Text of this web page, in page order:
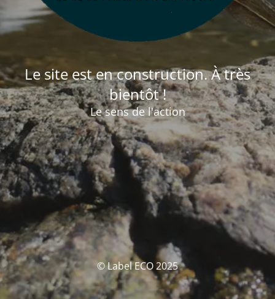
Le site est en construction. À très
bientôt !
Le sens de l'action
© Label ECO 2025